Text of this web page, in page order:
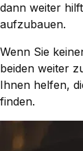
dann weiter
aufzubauen.
Wenn Sie
beiden weiter
Ihnen helfen,
finden.